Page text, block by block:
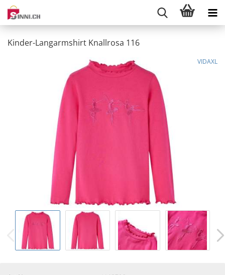
Kinder-Langarmshirt Knallrosa 116
VIDAXL